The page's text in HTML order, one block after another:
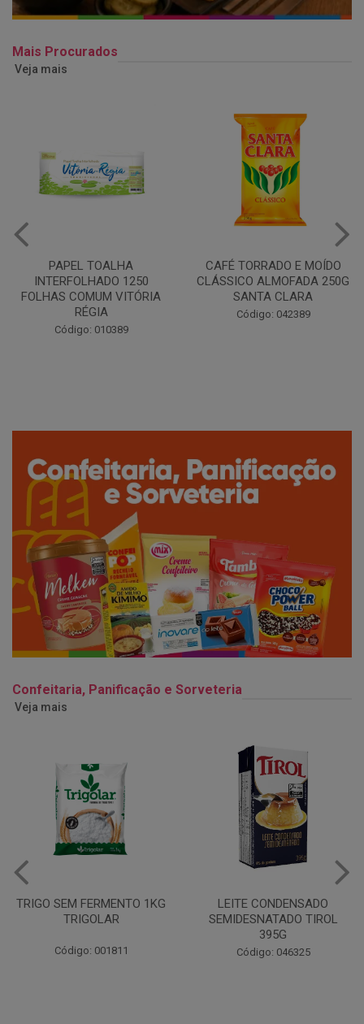
Mais Procurados
Veja mais
CAFÉ TORRADO E MOÍDO
CLÁSSICO ALMOFADA 250G
SANTA CLARA
Código: 042389
Copo Plástico Branco 180ml
Pacote c/100 - Cristalcopo
Código: 031413
Confeitaria, Panificação e Sorveteria
Veja mais
LEITE CONDENSADO
SEMIDESNATADO TIROL
Código: 046325
CHANTILINHO EM PO 400G
MIX
Código: 037442